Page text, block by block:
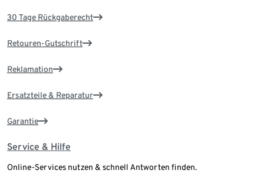
30 Tage Rückgaberecht
Retouren-Gutschrift
Reklamation
Ersatzteile & Reparatur
Garantie
Service & Hilfe
Online-Services nutzen & schnell Antworten finden.